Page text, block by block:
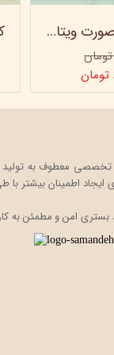
ژل شستشو صورت ویتابلا - 300 میلی لیتر
را در قالب یک فروشگاه اینترنتی،
اطمینان بیشتر با
امن و مطمئن به